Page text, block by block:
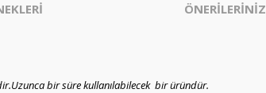
ÖNERİLERİNİZ
bir süre kullanılabilecek bir üründür.